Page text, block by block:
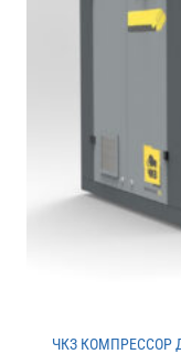
ЧКЗ КОМПРЕССОР